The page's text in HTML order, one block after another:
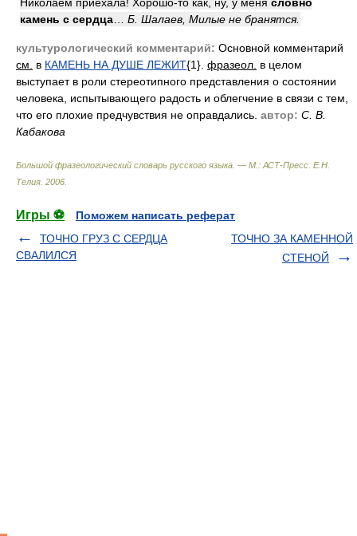
камень с сердца
Б. Шалаев, Милые не бранятся.
культурологический комментарий: Основной комментарий
см.
в КАМЕНЬ НА ДУШЕ ЛЕЖИТ{1}. фразеол. в целом
выступает в роли стереотипного представления о состоянии
человека, испытывающего радость и облегчение в связи с тем,
что его плохие предчувствия не оправдались. автор: С. В.
Кабакова
Большой фразеологический словарь русского языка. — М.: АСТ-Пресс Е.Н.
Телия 2006
Игры ⚽
Поможем написать реферат
ТОЧНО ГРУЗ С СЕРДЦА
СВАЛИЛСЯ
ТОЧНО ЗА КАМЕННОЙ
СТЕНОЙ